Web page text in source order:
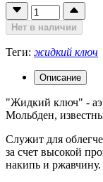
Нет в наличии
Теги: жидкий ключ
Описание
"Жидкий ключ" -
Мольбден,
Служит для
за счет высокой
накипь и ржавчину.